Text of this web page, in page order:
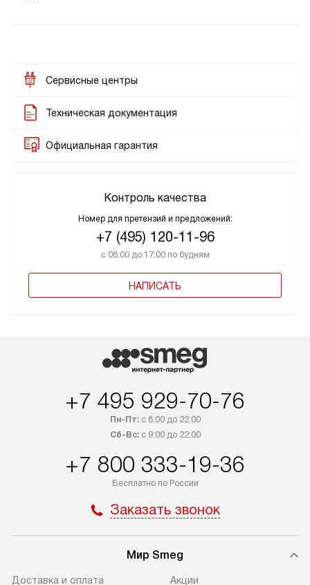
Сервисные центры
Техническая документация
Официальная гарантия
Контроль качества
Номер для претензий и предложений:
+7 (495) 120-11-96
с 08:00 до 17:00 по будням
НАПИСАТЬ
+7 495 929-70-76
Пн-Пт:с 8:00 до 22:00
Сб-Вс:с 9:00 до 22:00
+7 800 333-19-36
Бесплатно по России
Заказать звонок
Мир Smeg
Доставка и оплата Акции